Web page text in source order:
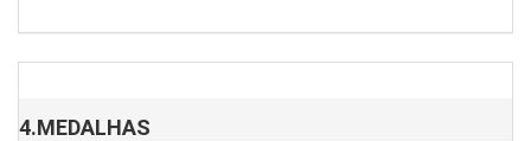
4.MEDALHAS